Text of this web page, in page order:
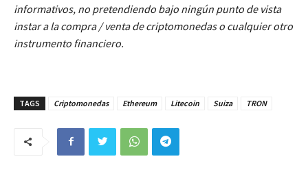
informativos, no pretendiendo bajo ningún punto de vista
instar a la compra / venta de criptomonedas o cualquier otro
instrumento financiero.
TAGS Criptomonedas Ethereum Litecoin Suiza TRON